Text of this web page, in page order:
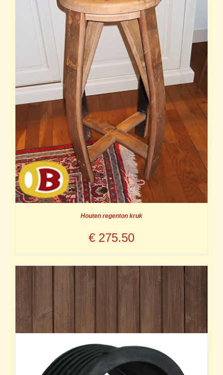
Houten regenton kruk
€ 275.50